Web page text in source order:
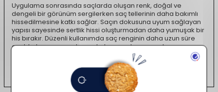
Uygulama sonrasında saçlarda oluşan renk, doğal ve
dengeli bir görünüm sergilerken saç tellerinin daha bakımlı
hissedilmesine katkı sağlar. Saçın dokusuna uyum sağlayan
yapısı sayesinde sertlik hissi oluşturmadan daha yumuşak bir
his bırakır. Düzenli kullanımda saç renginin daha uzun süre
canlı kalmasına yardımcı olurken, saçların genel
görünümünde daha düzgün ve sağlıklı bir duruş elde
edilmesini destekler. Biomagic Saç Boyası, saç rengini
yenilemek, tazelemek ya da görünümüne yeni bir dokunuş
katmak isteyenler için pratik, etkili ve bakımlı bir saç boyama